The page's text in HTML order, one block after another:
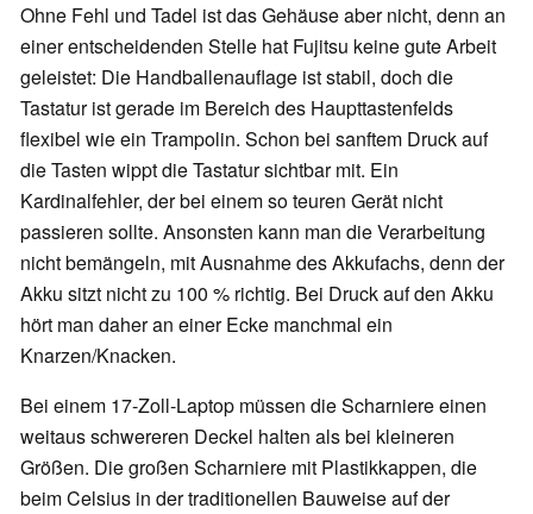
Ohne Fehl und Tadel ist das Gehäuse aber nicht, denn an
einer entscheidenden Stelle hat Fujitsu keine gute Arbeit
geleistet: Die Handballenauflage ist stabil, doch die
Tastatur ist gerade im Bereich des Haupttastenfelds
flexibel wie ein Trampolin. Schon bei sanftem Druck auf
die Tasten wippt die Tastatur sichtbar mit. Ein
Kardinalfehler, der bei einem so teuren Gerät nicht
passieren sollte. Ansonsten kann man die Verarbeitung
nicht bemängeln, mit Ausnahme des Akkufachs, denn der
Akku sitzt nicht zu 100 % richtig. Bei Druck auf den Akku
hört man daher an einer Ecke manchmal ein
Knarzen/Knacken.
Bei einem 17-Zoll-Laptop müssen die Scharniere einen
weitaus schwereren Deckel halten als bei kleineren
Größen. Die großen Scharniere mit Plastikkappen, die
beim Celsius in der traditionellen Bauweise auf der